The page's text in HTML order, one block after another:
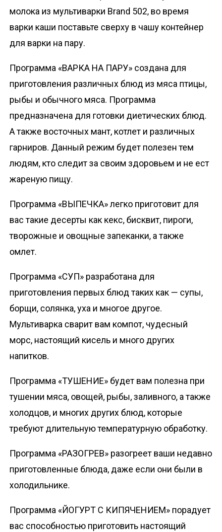
молока из мультиварки Brand 502, во время
варки каши поставьте сверху в чашу контейнер
для варки на пару.
Программа «ВАРКА НА ПАРУ» создана для
приготовления различных блюд из мяса птицы,
рыбы и обычного мяса. Программа
предназначена для готовки диетических блюд.
А также восточных мант, котлет и различных
гарниров. Данный режим будет полезен тем
людям, кто следит за своим здоровьем и не ест
жареную пищу.
Программа «ВЫПЕЧКА» легко приготовит для
вас такие десерты как кекс, бисквит, пироги,
творожные и овощные запеканки, а также
омлет.
Программа «СУП» разработана для
приготовления первых блюд таких как — супы,
борщи, солянка, уха и многое другое.
Мультиварка сварит вам компот, чудесный
морс, настоящий кисель и много других
напитков.
Программа «ТУШЕНИЕ» будет вам полезна при
тушении мяса, овощей, рыбы, заливного, а также
холодцов, и многих других блюд, которые
требуют длительную температурную обработку.
Программа «РАЗОГРЕВ» разогреет ваши недавно
приготовленные блюда, даже если они были в
холодильнике.
Программа «ЙОГУРТ С КИПЯЧЕНИЕМ» порадует
вас способностью приготовить настоящий